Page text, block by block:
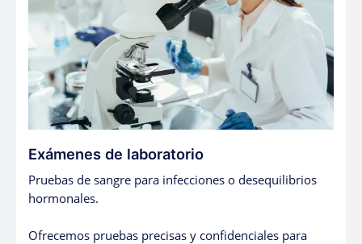
Exámenes de laboratorio
Pruebas de sangre para infecciones o desequilibrios
hormonales.
Ofrecemos pruebas precisas y confidenciales para